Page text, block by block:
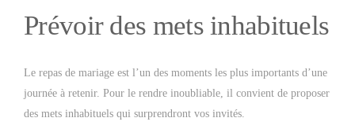
Prévoir des mets inhabituels
Le repas de mariage est l’un des moments les plus importants d’une
journée à retenir. Pour le rendre inoubliable, il convient de proposer
des mets inhabituels qui surprendront vos invités.